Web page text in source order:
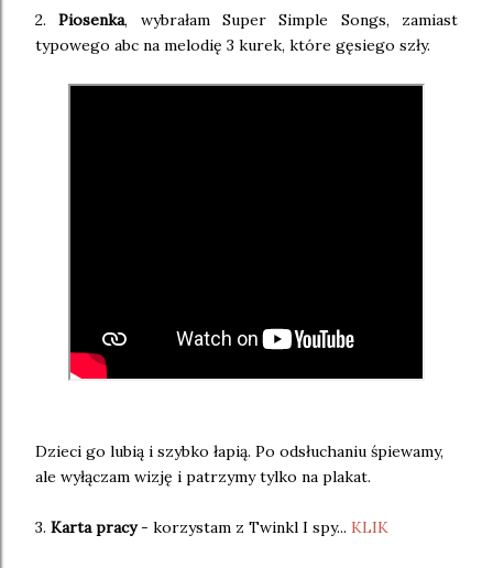
2.Piosenka, wybrałam Super Simple Songs, zamiast
typowego abc na melodię 3 kurek, które gęsiego szły.
Dzieci go lubią i szybko łapią. Po odsłuchaniu śpiewamy,
ale wyłączam wizję i patrzymy tylko na plakat.
3. Karta pracy- korzystam z Twinkl I spy... KLIK